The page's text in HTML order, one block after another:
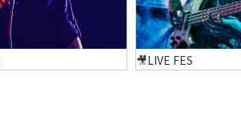
🎥LIVE FES